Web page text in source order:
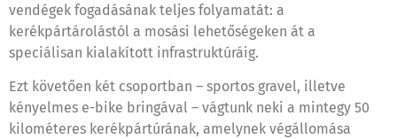
vendégek fogadásának teljes folyamatát: a
kerékpártárolástól a mosási lehetőségeken át a
speciálisan kialakított infrastruktúráig.
Ezt követően két csoportban – sportos gravel, illetve
kényelmes e-bike bringával – vágtunk neki a mintegy 50
kilométeres kerékpártúrának, amelynek végállomása